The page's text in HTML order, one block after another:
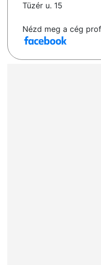
Tüzér u. 15
Nézd meg a cég